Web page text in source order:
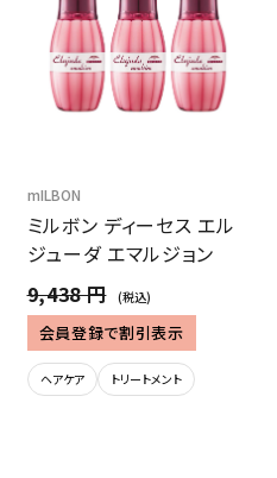
mILBON
ミルボン ディーセス エル
ジューダ エマルジョン
9,438 円
(税込)
会員登録で割引表示
ヘアケア トリートメント